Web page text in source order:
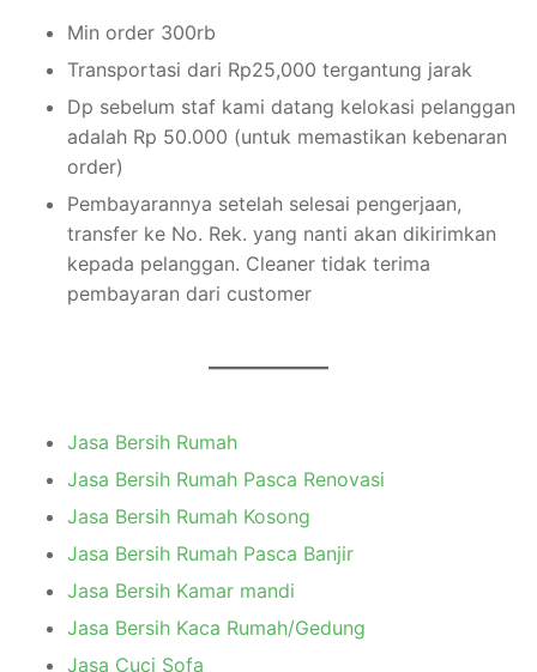
Min order 300rb
Transportasi dari Rp25,000 tergantung jarak
Dp sebelum staf kami datang kelokasi pelanggan
adalah Rp 50.000 (untuk memastikan kebenaran
order)
Pembayarannya setelah selesai pengerjaan,
transfer ke No. Rek. yang nanti akan dikirimkan
kepada pelanggan. Cleaner tidak terima
pembayaran dari customer
Jasa Bersih Rumah
Jasa Bersih Rumah Pasca Renovasi
Jasa Bersih Rumah Kosong
Jasa Bersih Rumah Pasca Banjir
Jasa Bersih Kamar mandi
Jasa Bersih Kaca Rumah/Gedung
Jasa Cuci Sofa